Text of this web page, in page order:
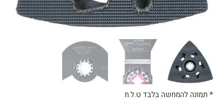
* תמונה להמחשה בלבד ט.ל.ח